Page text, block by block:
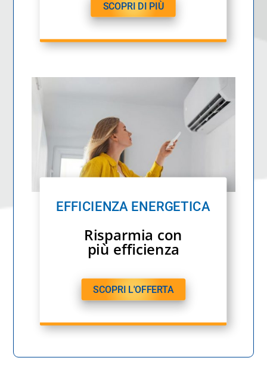
SCOPRI DI PIÙ
EFFICIENZA ENERGETICA
Risparmia con
più efficienza
SCOPRI L'OFFERTA